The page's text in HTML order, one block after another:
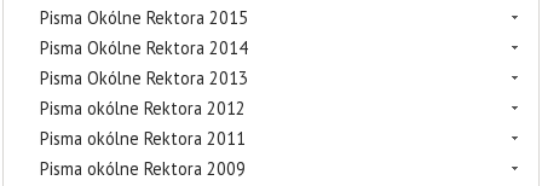
Pisma Okólne Rektora 2015
Pisma Okólne Rektora 2014
Pisma Okólne Rektora 2013
Pisma okólne Rektora 2012
Pisma okólne Rektora 2011
Pisma okólne Rektora 2009